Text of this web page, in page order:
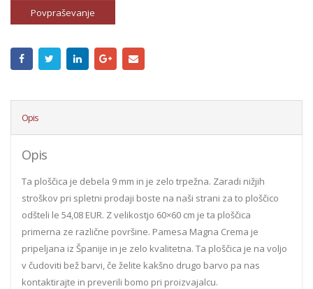
Povpraševanje
Opis
Opis
Ta ploščica je debela 9 mm in je zelo trpežna. Zaradi nižjih
stroškov pri spletni prodaji boste na naši strani za to ploščico
odšteli le 54,08 EUR. Z velikostjo 60×60 cm je ta ploščica
primerna ze različne površine. Pamesa Magna Crema je
pripeljana iz Španije in je zelo kvalitetna. Ta ploščica je na voljo
v čudoviti bež barvi, če želite kakšno drugo barvo pa nas
kontaktirajte in preverili bomo pri proizvajalcu.